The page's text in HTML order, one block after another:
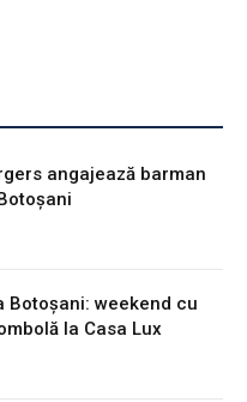
angajează barman
Botoșani: weekend cu
la Casa Lux